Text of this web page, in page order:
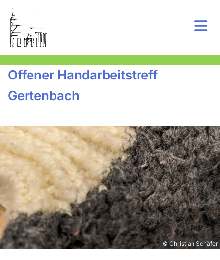
Offener Handarbeitstreff
Gertenbach
© Christian Schäfer